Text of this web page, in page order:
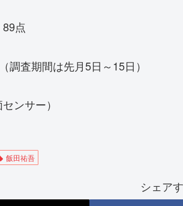
点
調査期間は先月5日～15日）
ンサー）
飯田祐吾
シェア